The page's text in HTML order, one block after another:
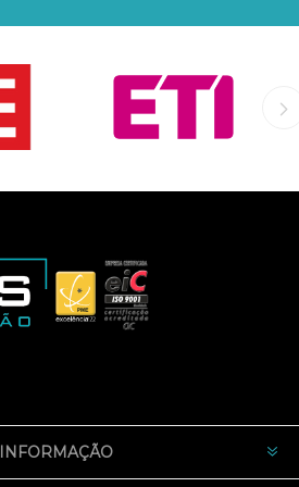
INFORMAÇÃO